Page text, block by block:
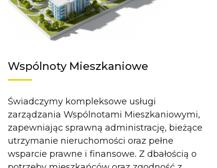
Wspólnoty Mieszkaniowe
Świadczymy kompleksowe usługi
zarządzania Wspólnotami Mieszkaniowymi,
zapewniając sprawną administrację, bieżące
utrzymanie nieruchomości oraz pełne
wsparcie prawne i finansowe. Z dbałością o